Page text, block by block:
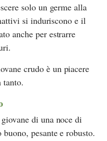
solo un germe alla
si induriscono e il
anche per estrarre
crudo è un piacere
tanto.
di una noce di
pesante e robusto.